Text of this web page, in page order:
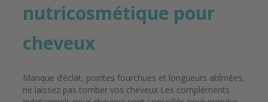
nutricosmétique pour
cheveux
Manque d’éclat, pointes fourchues et longueurs abîmées,
ne laissez pas tomber vos cheveux Les compléments